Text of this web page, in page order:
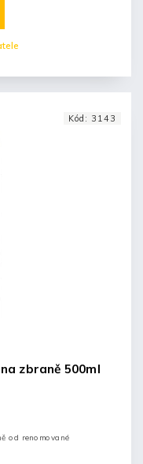
zbraně 500ml
od renomované
Kód: 3143